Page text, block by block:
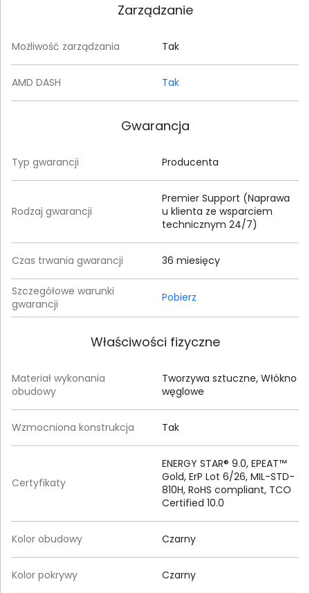
Zarządzanie
Możliwość zarządzania Tak
AMD DASH Tak
Gwarancja
Typ gwarancji Producenta
Rodzaj gwarancji
Premier Support (Naprawa
u klienta ze wsparciem
technicznym 24/7)
Czas trwania gwarancji 36 miesięcy
Szczegółowe warunki
gwarancji
Pobierz
Właściwości fizyczne
Materiał wykonania
obudowy
Tworzywa sztuczne, Włókno
węglowe
Wzmocniona konstrukcja Tak
Certyfikaty
ENERGY STAR® 9.0, EPEAT™
Gold, ErP Lot 6/26, MIL-STD-
810H, RoHS compliant, TCO
Certified 10.0
Kolor obudowy Czarny
Kolor pokrywy Czarny